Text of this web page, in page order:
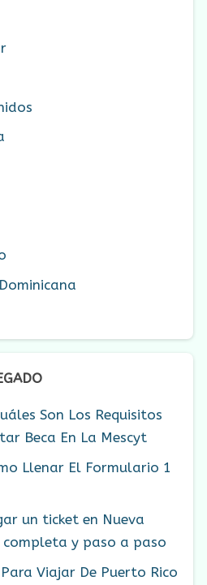
Son Los Requisitos
Beca En La Mescyt
Llenar El Formulario 1
un ticket en Nueva
completa y paso a paso
Viajar De Puerto Rico